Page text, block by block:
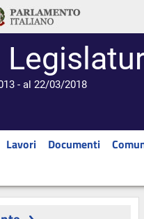
- al 22/03/2018
Lavori Documenti